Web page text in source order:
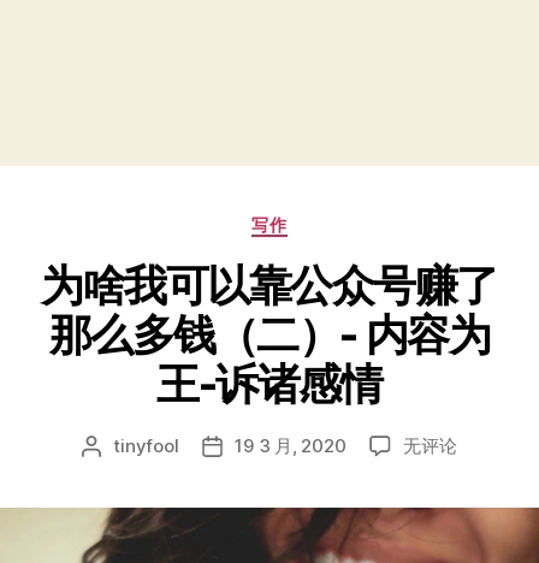
分
写作
为啥我可以靠公众号赚了
那么多钱（二）- 内容为
王-诉诸感情
文
者
tinyfool
发 19 3 月, 2020
为
可
以
无评论